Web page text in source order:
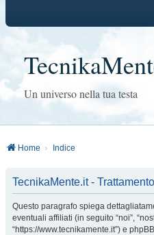
Un universo nella tua testa
Home Indice
TecnikaMente.it -
Questo paragrafo spiega
eventuali affiliati (in seguito “noi”,
“https://www.tecnikamente.it”) e